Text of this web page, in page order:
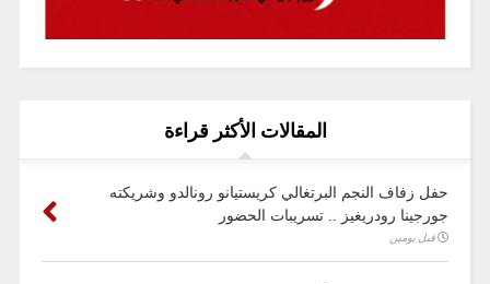
المقالات الأكثر قراءة
حفل زفاف النجم البرتغالي كريستيانو رونالدو وشريكته
جورجينا رودريغيز .. تسريبات الحضور
قبل يومين